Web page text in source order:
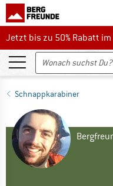
Jetzt bis zu 50% Rabatt im
Jetzt bis zu 50% Rabatt
Schnappkarabiner